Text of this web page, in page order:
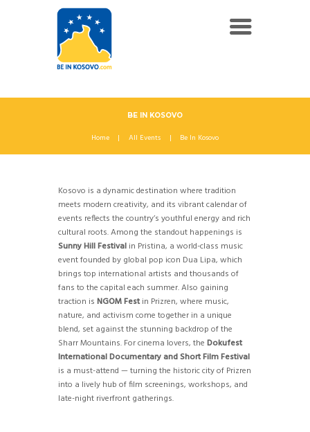
BE IN KOSOVO
Home All Events Be In Kosovo
Kosovo is a dynamic destination where tradition
meets modern creativity, and its vibrant calendar of
events reflects the country’s youthful energy and rich
cultural roots. Among the standout happenings is
Sunny Hill Festival in Pristina, a world-class music
event founded by global pop icon Dua Lipa, which
brings top international artists and thousands of
fans to the capital each summer. Also gaining
traction is NGOM Festin Prizren, where music,
nature, and activism come together in a unique
blend, set against the stunning backdrop of the
Sharr Mountains. For cinema lovers, the Dokufest
International Documentary and Short Film Festival
is a must-attend — turning the historic city of Prizren
into a lively hub of film screenings, workshops, and
late-night riverfront gatherings.